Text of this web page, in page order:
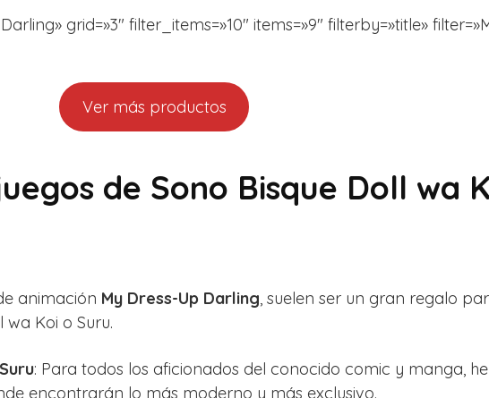
grid=»3″ filter_items=»10″ items=»9″ filterby=»title»
Ver más productos
de Sono Bisque Doll wa
animación My Dress-Up Darling, suelen ser un gran regalo
Koi o Suru.
: Para todos los aficionados del conocido comic y manga,
encontrarán lo más moderno y más exclusivo.